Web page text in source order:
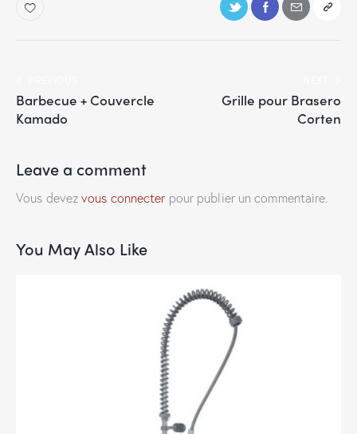
Barbecue + Couvercle
Kamado
Grille pour Brasero
Corten
Leave a comment
Vous devezvous connecter pour publier un commentaire.
You May Also Like